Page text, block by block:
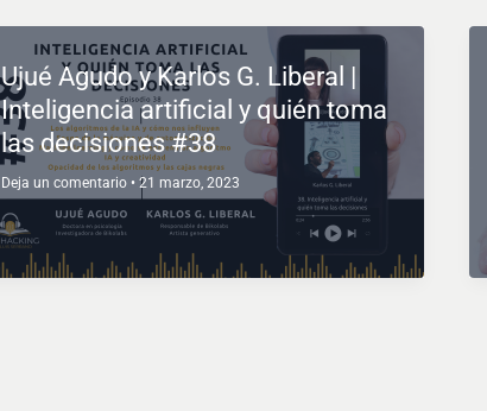
Ujué Agudo y Karlos G. Liberal |
Inteligencia artificial y quién toma
las decisiones #38
Deja un comentario •21 marzo, 2023